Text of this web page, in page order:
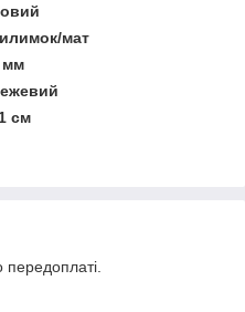
мат
мм
см
передоплаті.